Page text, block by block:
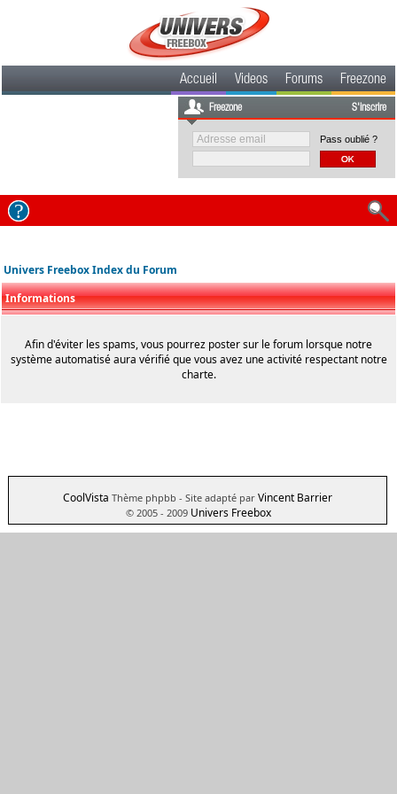
Accueil Videos Forums Freezone
Freezone S'inscrire
Pass oublié ?
Univers Freebox Index du Forum
Informations
Afin d'éviter les spams, vous pourrez poster sur le forum lorsque notre
système automatisé aura vérifié que vous avez une activité respectant notre
charte.
CoolVista Thème phpbb - Site adapté par Vincent Barrier
© 2005 - 2009 Univers Freebox